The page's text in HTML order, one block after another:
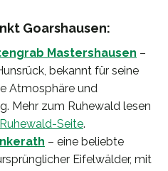
Goarshausen:
Mastershausen –
bekannt für seine
Atmosphäre und
Mehr zum Ruhewald lesen
Seite.
– eine beliebte
Eifelwälder, mit